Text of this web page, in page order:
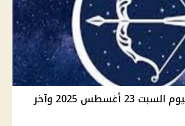
توقعات الأبراج اليوم السبت 23 أغسطس 2025 وآخر